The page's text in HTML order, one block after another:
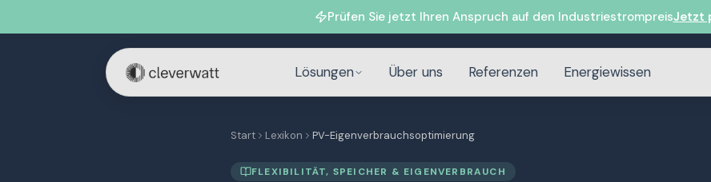
Prüfen Sie jetzt Ihren Anspruch auf den IndustriestrompreisJetzt
Lösungen Über uns Referenzen Energiewissen
Start Lexikon PV-Eigenverbrauchsoptimierung
FLEXIBILITÄT, SPEICHER & EIGENVERBRAUCH